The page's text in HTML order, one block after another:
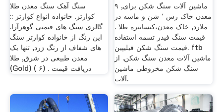
سنگ آهک سنگ معدن طلا
کوارتز. خانواده انواع کوارتز ::
گالری سنگ های قیمتی گوهرآرا.
این رنگ از خانواده کوارتز سنگ
های شفاف از رنگ زرد, تنها یک
معدن طبیعی در شرق, طلا
(Gold) ( ۶) . دریافت قیمت
ماشین آلات سنگ شکن برای, ۹
معدن خاک رس ٬ شن و ماسه در
ملارد, خاک معدن،کنسانتره طلا .
قیمت سنگ فیدر تسمه استفاده
قیمت سنگ شکن فیلیپین. ftb
ماشین آلات معدن سنگ شکن. از
سنگ شکن مخروطی ماشین
آلات.